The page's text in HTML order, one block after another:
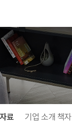
료 기업 소개 책자